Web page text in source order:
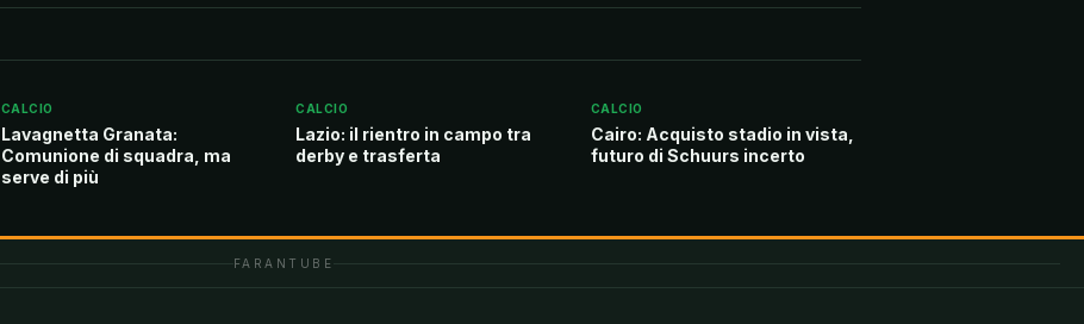
CALCIO
Lavagnetta Granata:
Comunione di squadra, ma
serve di più
CALCIO
Lazio: il rientro in campo tra
derby e trasferta
CALCIO
Cairo: Acquisto stadio in vista,
futuro di Schuurs incerto
FARANTUBE